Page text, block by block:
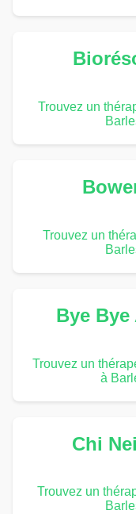
Trouvez un
Trouvez un
Bye
Trouvez un
à
Chi
Trouvez un